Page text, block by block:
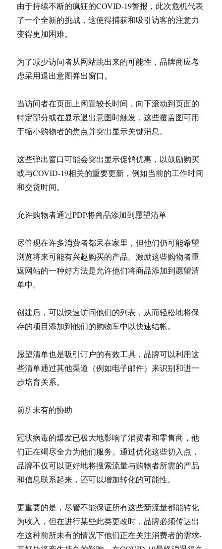
由于持续不断的疯狂的COVID-19警报，此次危机代表
了一个全新的挑战，这使得捕获和吸引访客的注意力
变得更加困难。
为了减少访问者从网站跳出来的可能性，品牌商应考
虑采用退出意图弹出窗口。
当访问者在页面上闲置较长时间，向下滚动到页面的
特定部分或在显示退出意图时触发，这些覆盖图可用
于缩小购物者的焦点并突出显示关键消息。
这些弹出窗口可能会突出显示促销优惠，以鼓励购买
或与COVID-19相关的重要更新，例如当前的工作时间
和交货时间。
允许购物者通过PDP将商品添加到愿望清单
尽管现在许多消费者都呆在家里，但他们仍可能希望
浏览将来可能有兴趣购买的产品。激励这些购物者重
返网站的一种好方法是允许他们将商品添加到愿望清
单中。
创建后，可以快速访问他们的列表，从而轻松地将保
存的项目添加到他们的购物车中以快速结帐。
愿望清单也是吸引​​订户的有效工具，品牌可以利用这
些清单通过其他渠道（例如电子邮件）来识别和进一
步培育关系。
前所未有的协助
冠状病毒的爆发已极大地影响了消费者和零售商，他
们正在竭尽全力为他们服务。通过优化这些切入点，
品牌不仅可以更好地将搜索流量与购物者所需的产品
和信息联系起来，还可以增加转化的可能性。
更重要的是，尽管不能保证所有这些新流量都能转化
为收入，但在进行某些此类更改时，品牌必须传达出
在这种前所未有的情况下他们正在关注消费者的需求-